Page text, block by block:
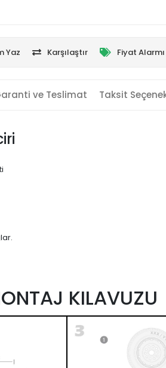
Yaz Karşılaştır Fiyat Alarmı
ve Teslimat Taksit
KILAVUZU